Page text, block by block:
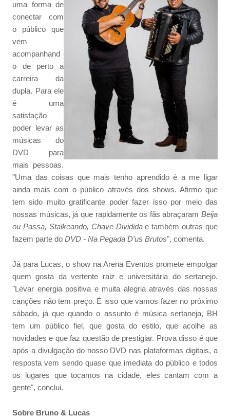
uma forma de
conectar com
o público que
vem
acompanhand
o de perto a
carreira da
dupla. Para ele
é uma
satisfação
poder levar as
músicas do
DVD para
mais pessoas.
"Uma das coisas que mais tenho aprendido é a me ligar
ainda mais com o público através dos shows. Afirmo que
tem sido muito gratificante poder fazer isso por meio das
nossas músicas, já que rapidamente os fãs abraçaram Beija
ou Passa, Stalkeando, Chave Divididae também outras que
fazem parte do DVD - Na Pegada D'us Brutos", comenta.
Já para Lucas, o show na Arena Eventos promete empolgar
quem gosta da vertente raiz e universitária do sertanejo.
"Levar energia positiva e muita alegria através das nossas
canções não tem preço. É isso que vamos fazer no próximo
sábado, já que quando o assunto é música sertaneja, BH
tem um público fiel, que gosta do estilo, que acolhe as
novidades e que faz questão de prestigiar. Prova disso é que
após a divulgação do nosso DVD nas plataformas digitais, a
resposta vem sendo quase que imediata do público e todos
os lugares que tocamos na cidade, eles cantam com a
gente", conclui.
Sobre Bruno & Lucas